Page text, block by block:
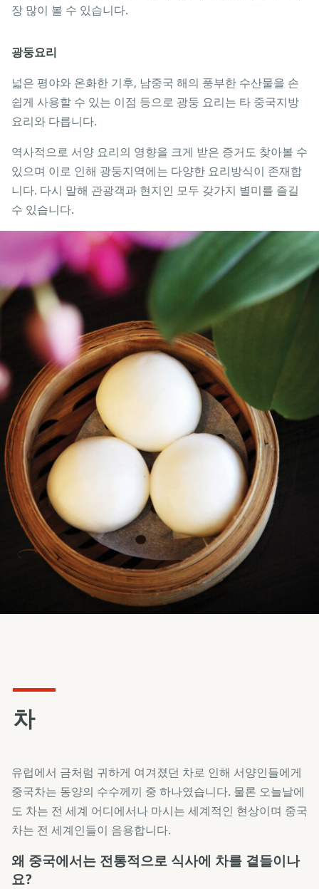
장 많이 볼 수 있습니다.
광둥요리
넓은 평야와 온화한 기후, 남중국 해의 풍부한 수산물을 손
쉽게 사용할 수 있는 이점 등으로 광둥 요리는 타 중국지방
요리와 다릅니다.
역사적으로 서양 요리의 영향을 크게 받은 증거도 찾아볼 수
있으며 이로 인해 광둥지역에는 다양한 요리방식이 존재합
니다. 다시 말해 관광객과 현지인 모두 갖가지 별미를 즐길
수 있습니다.
차
유럽에서 금처럼 귀하게 여겨졌던 차로 인해 서양인들에게
중국차는 동양의 수수께끼 중 하나였습니다. 물론 오늘날에
도 차는 전 세계 어디에서나 마시는 세계적인 현상이며 중국
차는 전 세계인들이 음용합니다.
왜 중국에서는 전통적으로 식사에 차를 곁들이나
요?